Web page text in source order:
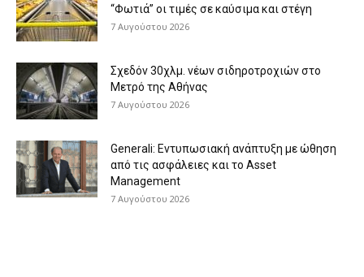
“Φωτιά” οι τιμές σε καύσιμα και στέγη
7 Αυγούστου 2026
Σχεδόν 30χλμ. νέων σιδηροτροχιών στο
Μετρό της Αθήνας
7 Αυγούστου 2026
Generali: Eντυπωσιακή ανάπτυξη με ώθηση
από τις ασφάλειες και το Asset
Management
7 Αυγούστου 2026